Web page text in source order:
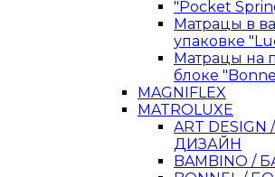
"Pocket
Матрацы в
упаковке
Матрацы на
блоке
MAGNIFLEX
MATROLUXE
ART DESIGN
ДИЗАЙН
BAMBINO /